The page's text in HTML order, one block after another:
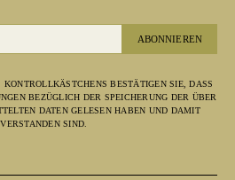
ABONNIEREN
BESTÄTIGEN SIE, DASS
BEZÜGLICH DER SPEICHERUNG DER ÜBER
DATEN GELESEN HABEN UND DAMIT
SIND.